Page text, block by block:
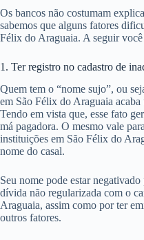
Os bancos não costumam
sabemos que alguns fatores
Félix do Araguaia. A seguir
1. Ter registro no cadastro de
Quem tem o “nome sujo”, ou
em São Félix do Araguaia
Tendo em vista que, esse fato
má pagadora. O mesmo vale
instituições em São Félix do
nome do casal.
Seu nome pode estar
dívida não regularizada com o
Araguaia, assim como por ter
outros fatores.